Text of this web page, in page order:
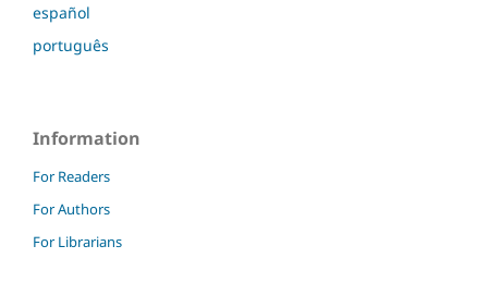
español
português
Information
For Readers
For Authors
For Librarians